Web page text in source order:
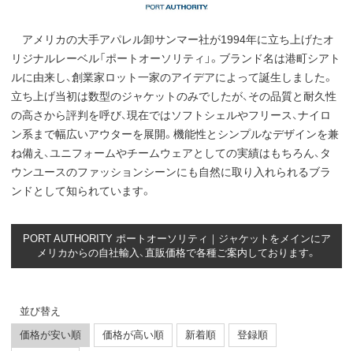
アメリカの大手アパレル卸サンマー社が1994年に立ち上げたオ
リジナルレーベル「ポートオーソリティ」。ブランド名は港町シアト
ルに由来し、創業家ロット一家のアイデアによって誕生しました。
立ち上げ当初は数型のジャケットのみでしたが、その品質と耐久性
の高さから評判を呼び、現在ではソフトシェルやフリース、ナイロ
ン系まで幅広いアウターを展開。機能性とシンプルなデザインを兼
ね備え、ユニフォームやチームウェアとしての実績はもちろん、タ
ウンユースのファッションシーンにも自然に取り入れられるブラ
ンドとして知られています。
PORT AUTHORITY ポートオーソリティ｜ジャケットをメインにア
メリカからの自社輸入、直販価格で各種ご案内しております。
並び替え
価格が安い順
価格が高い順 新着順
登録順